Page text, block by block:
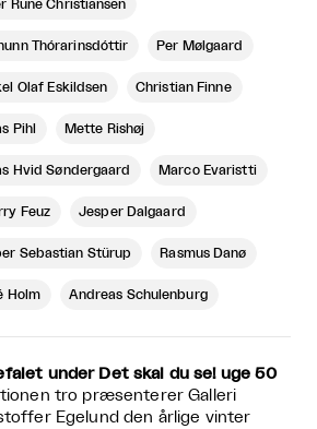
Rune Christiansen
Thórarinsdóttir Per Mølgaard
Olaf Eskildsen Christian Finne
Pihl Mette Rishøj
Hvid Søndergaard Marco Evaristti
Feuz Jesper Dalgaard
Sebastian Stürup Rasmus Danø
Holm Andreas Schulenburg
under Det skal du se! uge 50
tro præsenterer Galleri
Egelund den årlige vinter